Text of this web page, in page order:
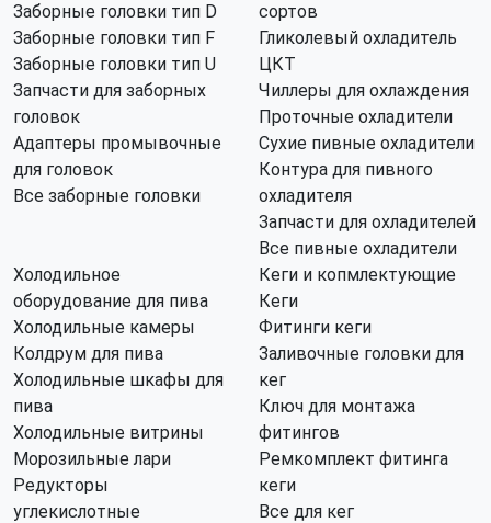
Заборные головки тип D
Заборные головки тип F
Заборные головки тип U
Запчасти для заборных
головок
Адаптеры промывочные
для головок
Все заборные головки
сортов
Гликолевый охладитель
ЦКТ
Чиллеры для охлаждения
Проточные охладители
Сухие пивные охладители
Контура для пивного
охладителя
Запчасти для охладителей
Все пивные охладители
Холодильное
оборудование для пива
Холодильные камеры
Колдрум для пива
Холодильные шкафы для
пива
Холодильные витрины
Морозильные лари
Редукторы
углекислотные
Кеги и копмлектующие
Кеги
Фитинги кеги
Заливочные головки для
кег
Ключ для монтажа
фитингов
Ремкомплект фитинга
кеги
Все для кег